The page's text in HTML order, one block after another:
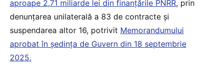
aproape 2,71 miliarde lei din finanțările PNRR, prin
denunțarea unilaterală a 83 de contracte și
suspendarea altor 16, potrivit Memorandumului
aprobat în ședința de Guvern din 18 septembrie
2025.